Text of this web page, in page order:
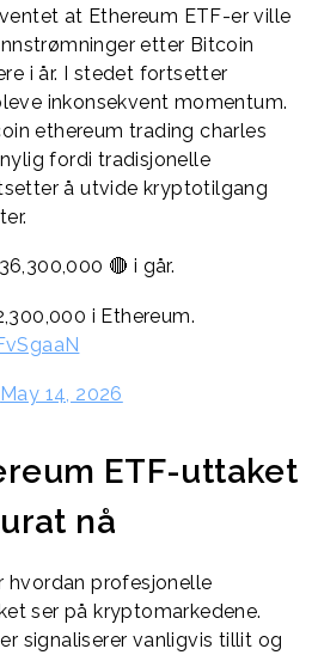
at Ethereum ETF-er ville
etter Bitcoin
i år. I stedet fortsetter
inkonsekvent momentum.
ethereum trading charles
fordi tradisjonelle
å utvide kryptotilgang
🔴 i går.
i Ethereum.
May 14, 2026
ETF-uttaket
nå
hvordan profesjonelle
ser på kryptomarkedene.
signaliserer vanligvis tillit og